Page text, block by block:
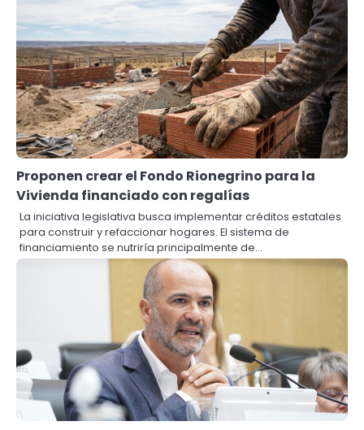
Proponen crear el Fondo Rionegrino para la
Vivienda financiado con regalías
La iniciativa legislativa busca implementar créditos estatales
para construir y refaccionar hogares. El sistema de
financiamiento se nutriría principalmente de…